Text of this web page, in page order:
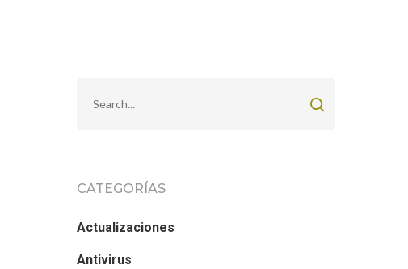
CATEGORÍAS
Actualizaciones
Antivirus